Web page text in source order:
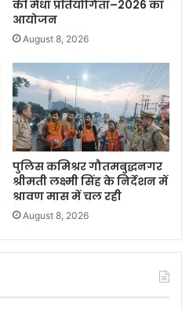
की मेधा प्रतियोगिता–2026 का
आयोजन
August 8, 2026
पुलिस कमिश्रर गौतमबुद्धनगर
श्रीमती लक्ष्मी सिंह के निर्देशन में
श्रावण मास में चल रही
August 8, 2026